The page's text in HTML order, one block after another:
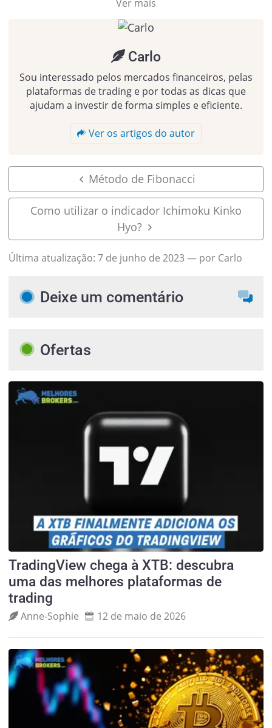
Ver mais
Carlo
Sou interessado pelos mercados financeiros, pelas
plataformas de trading e por todas as dicas que
ajudam a investir de forma simples e eficiente.
Ver os artigos do autor
Método de Fibonacci
Como utilizar o indicador Ichimoku Kinko
Hyo?
Última atualização: 7 de junho de 2023— por Carlo
Deixe um comentário
Ofertas
TradingView chega à XTB: descubra
uma das melhores plataformas de
trading
Anne‑Sophie 12 de maio de 2026